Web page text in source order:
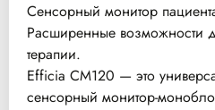
Сенсорный монитор
Расширенные возможности
терапии.
Efficia CM120 — это
сенсорный монитор-